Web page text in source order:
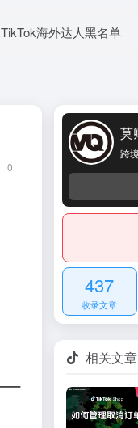
TikTok海外达人黑名单
0
莫
跨
437
收录文章
相关文章